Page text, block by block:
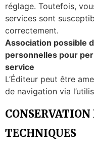
réglage. Toutefois,
services sont
correctement.
Association possible
personnelles pour
service
L’Éditeur peut être
de navigation via
CONSERVATION
TECHNIQUES